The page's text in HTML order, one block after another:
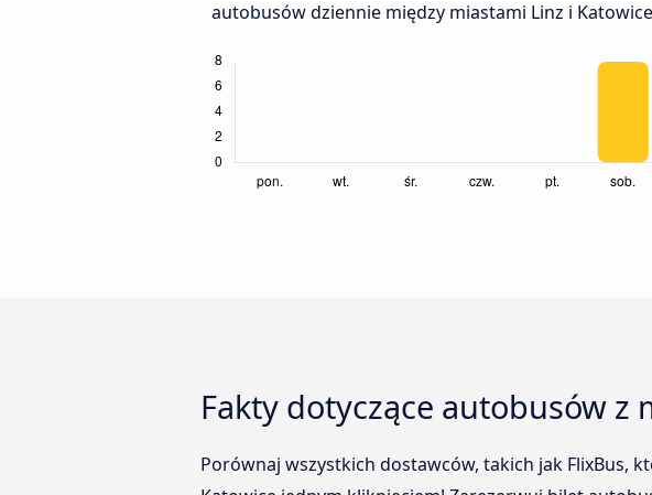
autobusów dziennie między miastami Linz i
Fakty dotyczące autobusów z
Porównaj wszystkich dostawców, takich jak FlixBus,